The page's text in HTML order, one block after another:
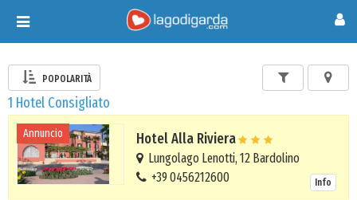
Toggle
navigation
POPOLARITÀ
1 Hotel Consigliato
Annuncio Hotel Alla Riviera
Lungolago Lenotti, 12 Bardolino
+39 0456212600
Info